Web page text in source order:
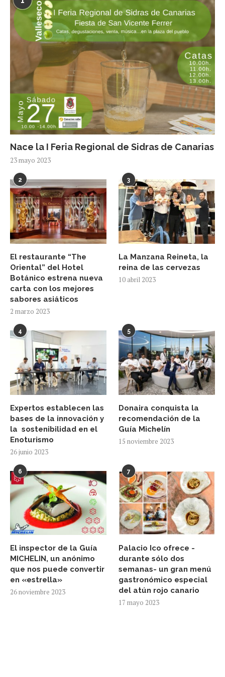
Nace la I Feria Regional de Sidras de Canarias
23 mayo 2023
2
El restaurante “The
Oriental” del Hotel
Botánico estrena nueva
carta con los mejores
sabores asiáticos
2 marzo 2023
3
La Manzana Reineta, la
reina de las cervezas
10 abril 2023
4
Expertos establecen las
bases de la innovación y
la sostenibilidad en el
Enoturismo
26 junio 2023
5
Donaira conquista la
recomendación de la
Guía Michelín
15 noviembre 2023
6
El inspector de la Guía
MICHELIN, un anónimo
que nos puede convertir
en «estrella»
26 noviembre 2023
7
Palacio Ico ofrece -
durante sólo dos
semanas- un gran menú
gastronómico especial
del atún rojo canario
17 mayo 2023